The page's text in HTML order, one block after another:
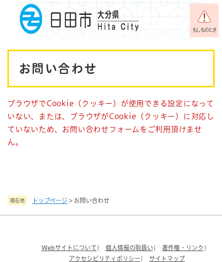
メニューを飛ばして本文へ
もしものとき
現在地 トップページ > お問い合わせ
お問い合わせ
ブラウザでCookie（クッキー）が使用できる設定になって
いない、または、ブラウザがCookie（クッキー）に対応し
ていないため、お問い合わせフォームをご利用頂けませ
ん。
Webサイトについて 個人情報の取扱い
著作権・リンク
アクセシビリティポリシー
サイトマップ